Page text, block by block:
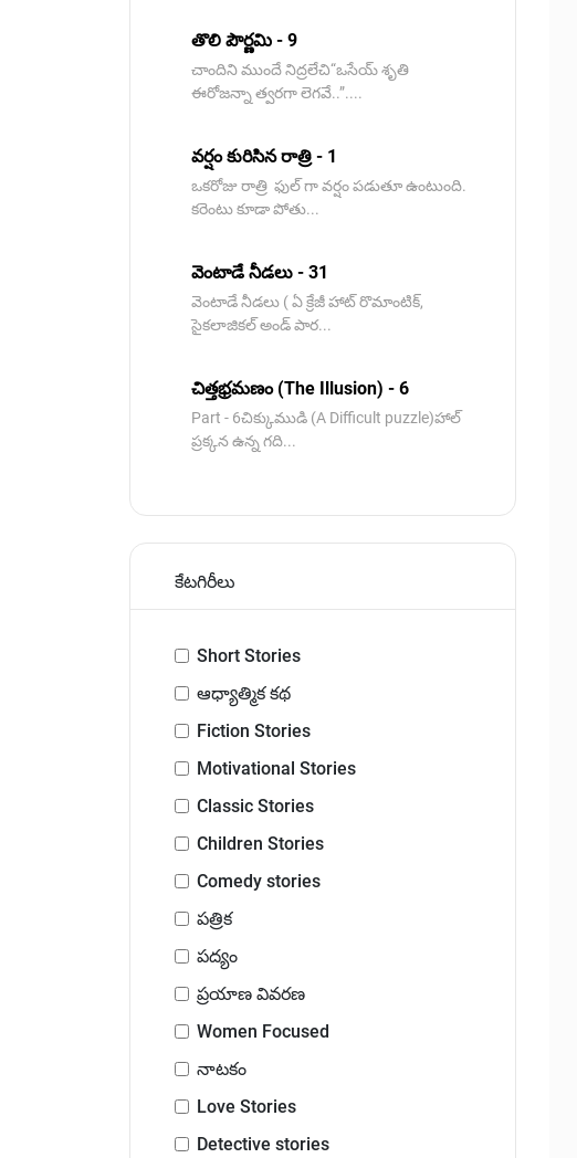
తొలి పౌర్ణమి - 9
చాందిని ముందే నిద్రలేచి“ఒసేయ్ శృతి
ఈరోజన్నా త్వరగా లెగవే..”....
వర్షం కురిసిన రాత్రి - 1
ఒకరోజు రాత్రి ఫుల్ గా వర్షం పడుతూ ఉంటుంది.
కరెంటు కూడా పోతు...
వెంటాడే నీడలు - 31
వెంటాడే నీడలు ( ఏ క్రేజీ హాట్ రొమాంటిక్,
సైకలాజికల్ అండ్ పార...
చిత్తభ్రమణం (The Illusion) - 6
Part - 6చిక్కుముడి (A Difficult puzzle)హాల్
ప్రక్కన ఉన్న గది...
కేటగిరీలు
Short Stories
ఆధ్యాత్మిక కథ
Fiction Stories
Motivational Stories
Classic Stories
Children Stories
Comedy stories
పత్రిక
పద్యం
ప్రయాణ వివరణ
Women Focused
నాటకం
Love Stories
Detective stories